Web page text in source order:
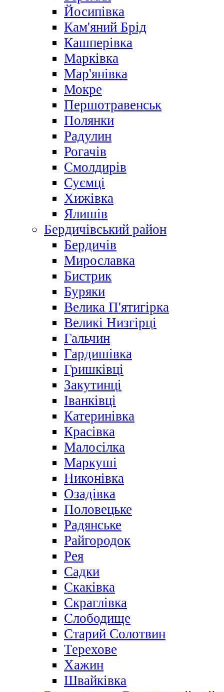
Йосипівка
Кам'яний Брід
Кашперівка
Марківка
Мар'янівка
Мокре
Першотравенськ
Полянки
Радулин
Рогачів
Смолдирів
Суємці
Хижівка
Ялишів
Бердичівський район
Бердичів
Мирославка
Бистрик
Буряки
Велика П'ятигірка
Великі Низгірці
Гальчин
Гардишівка
Гришківці
Закутинці
Іванківці
Катеринівка
Красівка
Малосілка
Маркуші
Никонівка
Озадівка
Половецьке
Радянське
Райгородок
Рея
Садки
Скаківка
Скраглівка
Слободище
Старий Солотвин
Терехове
Хажин
Швайківка